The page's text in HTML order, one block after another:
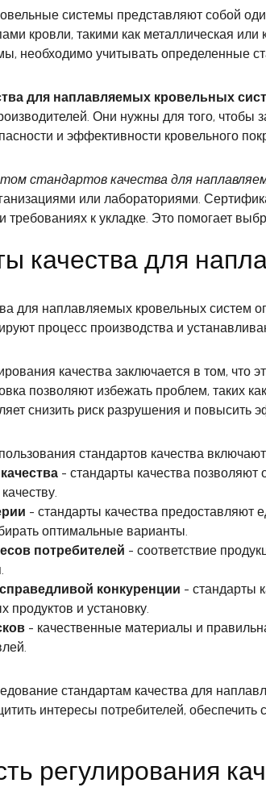
системы представляют собой
кровли, такими как металлическая
необходимо учитывать определенные
для наплавляемых кровельных
Они нужны для того, чтобы
и эффективности кровельного
стандартов качества для
или лабораториями.
требованиях к укладке. Это помогает
качества для
для наплавляемых кровельных систем
процесс производства и
качества заключается в том, что
позволяют избежать проблем, таких
снизить риск разрушения и повысить
стандартов качества
- стандарты качества
- стандарты качества предоставляют
оптимальные варианты.
потребителей - соответствие
конкуренции - стандарты
продуктов и установку.
- качественные материалы и
стандартам качества для
интересы потребителей,
регулирования